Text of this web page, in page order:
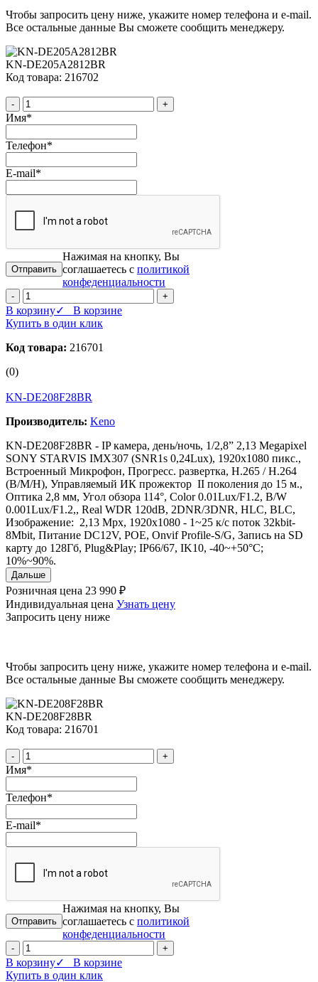
Чтобы запросить цену ниже, укажите номер телефона и e-mail.
Все остальные данные Вы сможете сообщить менеджеру.
KN-DE205A2812BR
Код товара: 216702
- +
Имя*
Телефон*
E-mail*
Нажимая на кнопку, Вы
соглашаетесь с политикой
конфеденциальности
- +
В корзину✓ В корзине
Купить в один клик
Код товара: 216701
(0)
KN-DE208F28BR
Производитель: Keno
KN-DE208F28BR - IP камера, день/ночь, 1/2,8” 2,13 Megapixel
SONY STARVIS IMX307 (SNR1s 0,24Lux), 1920x1080 пикс.,
Встроенный Микрофон, Прогресс. развертка, H.265 / H.264
(B/M/H), Управляемый ИК прожектор II поколения до 15 м.,
Оптика 2,8 мм, Угол обзора 114°, Сolor 0.01Lux/F1.2, B/W
0.001Lux/F1.2,, Real WDR 120dB, 2DNR/3DNR, HLC, BLC,
Изображение: 2,13 Mpx, 1920х1080 - 1~25 к/с поток 32kbit-
8Mbit, Питание DC12V, POE, Onvif Profile-S/G, Запись на SD
карту до 128Гб, Plug&Play; IP66/67, IK10, -40~+50°C;
10%~90%.
Дальше
Розничная цена 23 990 ₽
Индивидуальная цена Узнать цену
Запросить цену ниже
Чтобы запросить цену ниже, укажите номер телефона и e-mail.
Все остальные данные Вы сможете сообщить менеджеру.
KN-DE208F28BR
Код товара: 216701
- +
Имя*
Телефон*
E-mail*
Нажимая на кнопку, Вы
соглашаетесь с политикой
конфеденциальности
- +
В корзину✓ В корзине
Купить в один клик